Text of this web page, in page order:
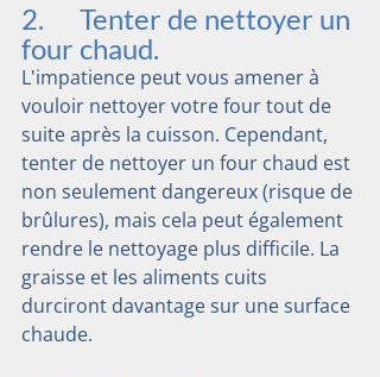
2.      Tenter de nettoyer un
four chaud.
L'impatience peut vous amener à
vouloir nettoyer votre four tout de
suite après la cuisson. Cependant,
tenter de nettoyer un four chaud est
non seulement dangereux (risque de
brûlures), mais cela peut également
rendre le nettoyage plus difficile. La
graisse et les aliments cuits
durciront davantage sur une surface
chaude.